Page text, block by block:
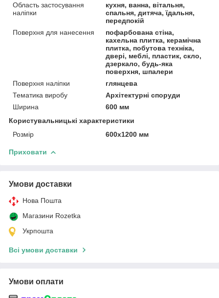
Область застосування
наліпки
кухня, ванна, вітальня,
спальня, дитяча, їдальня,
передпокій
Поверхня для нанесення
пофарбована стіна,
кахельна плитка, керамічна
плитка, побутова техніка,
двері, меблі, пластик, скло,
дзеркало, будь-яка
поверхня, шпалери
Поверхня наліпки
глянцева
Тематика виробу
Архітектурні споруди
Ширина
600 мм
Користувальницькі характеристики
Розмір
600х1200 мм
Приховати
Умови доставки
Нова Пошта
Магазини Rozetka
Укрпошта
Всі умови доставки
Умови оплати